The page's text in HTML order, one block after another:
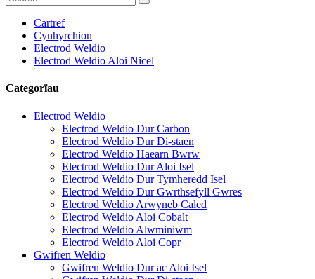
Cartref
Cynhyrchion
Electrod Weldio
Electrod Weldio Aloi Nicel
Categorïau
Electrod Weldio
Electrod Weldio Dur Carbon
Electrod Weldio Dur Di-staen
Electrod Weldio Haearn Bwrw
Electrod Weldio Dur Aloi Isel
Electrod Weldio Dur Tymheredd Isel
Electrod Weldio Dur Gwrthsefyll Gwres
Electrod Weldio Arwyneb Caled
Electrod Weldio Aloi Cobalt
Electrod Weldio Alwminiwm
Electrod Weldio Aloi Copr
Gwifren Weldio
Gwifren Weldio Dur ac Aloi Isel